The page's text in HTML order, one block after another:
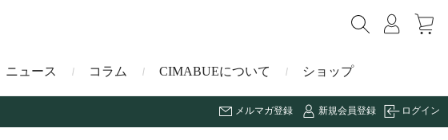
ック・リュック ショルダーバッグ
財布 ミニ財布
サベル マルゴー
ニュース コラム CIMABUEについて ショップ
メルマガ登録 新規会員登録 ログイン